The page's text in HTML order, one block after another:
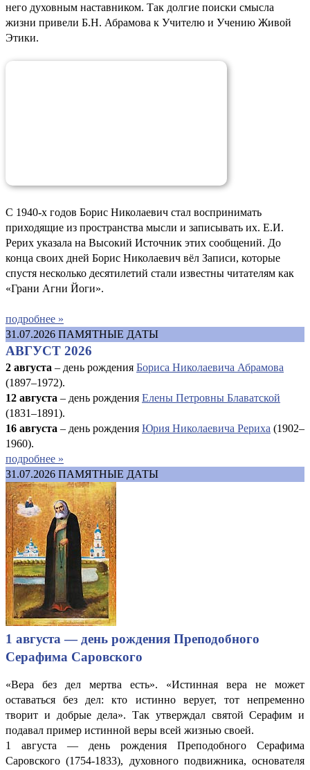
него духовным наставником. Так долгие поиски смысла
жизни привели Б.Н. Абрамова к Учителю и Учению Живой
Этики.
С 1940-х годов Борис Николаевич стал воспринимать
приходящие из пространства мысли и записывать их. Е.И.
Рерих указала на Высокий Источник этих сообщений. До
конца своих дней Борис Николаевич вёл Записи, которые
спустя несколько десятилетий стали известны читателям как
«Грани Агни Йоги».
подробнее »
31.07.2026 ПАМЯТНЫЕ ДАТЫ
АВГУСТ 2026
2 августа – день рождения Бориса Николаевича Абрамова
(1897–1972).
12 августа – день рождения Елены Петровны Блаватской
(1831–1891).
16 августа – день рождения Юрия Николаевича Рериха (1902–
1960).
подробнее »
31.07.2026 ПАМЯТНЫЕ ДАТЫ
1 августа — день рождения Преподобного
Серафима Саровского
«Вера без дел мертва есть». «Истинная вера не может
оставаться без дел: кто истинно верует, тот непременно
творит и добрые дела». Так утверждал святой Серафим и
подавал пример истинной веры всей жизнью своей.
1 августа — день рождения Преподобного Серафима
Саровского (1754-1833), духовного подвижника, основателя